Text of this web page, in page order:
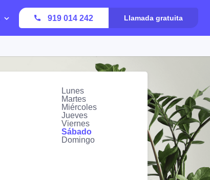
919 014 242 Llamada gratuita
Lunes
Martes
Miércoles
Jueves
Viernes
Sábado
Domingo